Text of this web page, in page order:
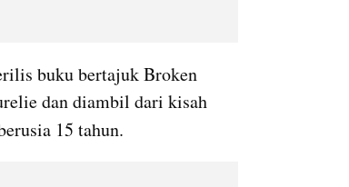
buku bertajuk Broken
dan diambil dari kisah
15 tahun.